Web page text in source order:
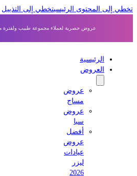
إلى المحتوى الرئيسي تخطي إلى التذييل
عروض حصرية لعملاء مجموعة طبيب ولفترة محدودة
الرئيسية
العروض
عروض
مساج
عروض
أفضل
عروض
عيادات